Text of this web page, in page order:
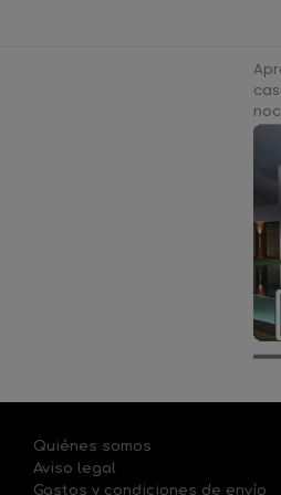
Quiénes somos
Aviso legal
Gastos y condiciones de envío